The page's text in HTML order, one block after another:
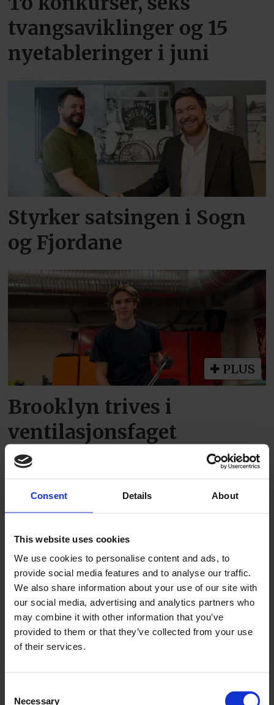
Consent Details About
This website uses cookies
We use cookies to personalise content and ads, to
provide social media features and to analyse our traffic.
We also share information about your use of our site with
our social media, advertising and analytics partners who
may combine it with other information that you’ve
provided to them or that they’ve collected from your use
of their services.
Necessary
tvangsaviklinger og 15
nyetableringer i juni
Styrker satsingen i Sogn
og Fjordane
PLUS
Brooklyn trives i
ventilasjonsfaget
Over 20 alvorlige
fallulykker siden april